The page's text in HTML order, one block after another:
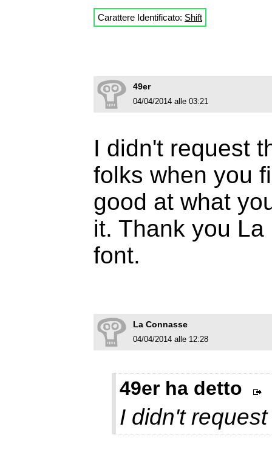
Carattere Identificato: Shift
49er
04/04/2014 alle 03:21
I didn't request
folks when you
good at what
it. Thank you
font.
La Connasse
04/04/2014 alle 12:28
49er ha detto
I didn't